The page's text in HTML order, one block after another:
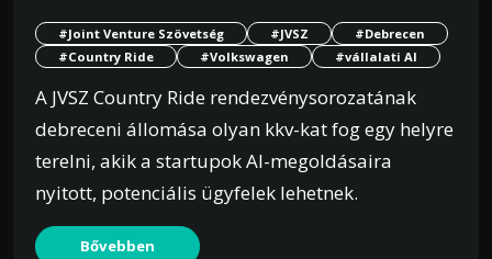
#Joint Venture Szövetség #JVSZ
#Debrecen
#Country Ride
#Volkswagen #vállalati AI
A JVSZ Country Ride rendezvénysorozatának
debreceni állomása olyan kkv-kat fog egy helyre
terelni, akik a startupok AI-megoldásaira
nyitott, potenciális ügyfelek lehetnek.
Bővebben